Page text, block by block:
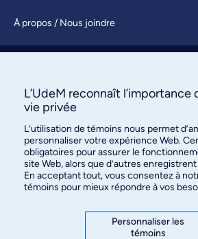
À propos / Nous joindre
Bureau des communications et
des relations publiques
3744, rue Jean-Brillant, bureau 490
Montréal (Québec) H3T 1P1
L’UdeM reconnaît
vie privée
L’utilisation de témoins nous permet
personnaliser votre expérience Web.
obligatoires pour assurer le
site Web, alors que d’autres
En acceptant tout, vous consentez à
témoins pour mieux répondre à vos
Personnaliser les
témoins